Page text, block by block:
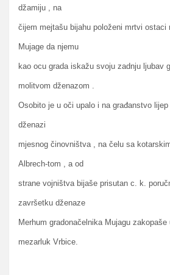
džamiju , na
čijem mejtašu bijahu položeni mrtvi ostaci
Mujage da njemu
kao ocu grada iskažu svoju zadnju ljubav
molitvom dženazom .
Osobito je u oči upalo i na građanstvo
dženazi
mjesnog činovništva , na čelu sa
Albrech-tom , a od
strane vojništva bijaše prisutan c. k.
završetku dženaze
Merhum gradonačelnika Mujagu
mezarluk Vrbice.